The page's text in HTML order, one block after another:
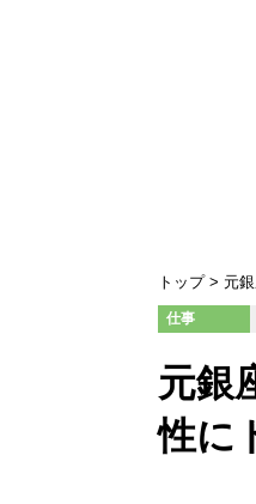
トップ 元
仕事
元銀
性に